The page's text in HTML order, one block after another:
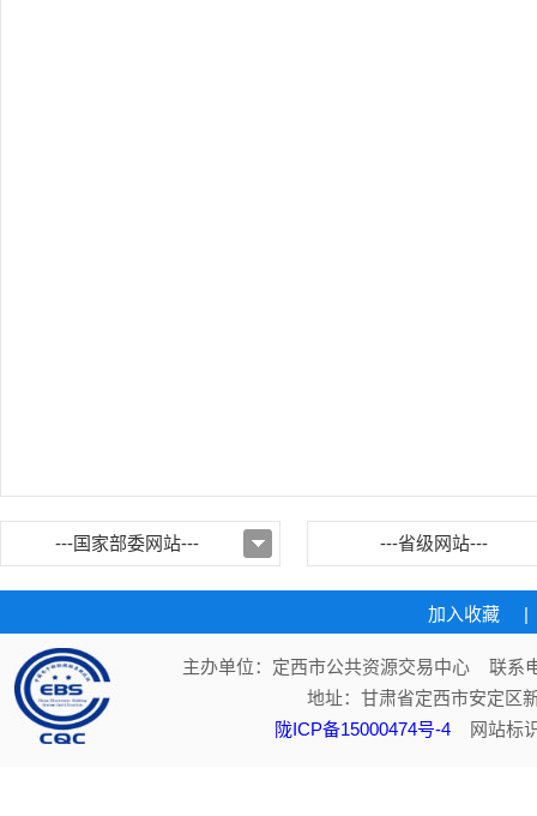
---国家部委网站--- ---省级网站---
加入收藏 |
主办单位：定西市公共资源交易中心 联系
地址：甘肃省定西市安定
陇ICP备15000474号-4 网站标